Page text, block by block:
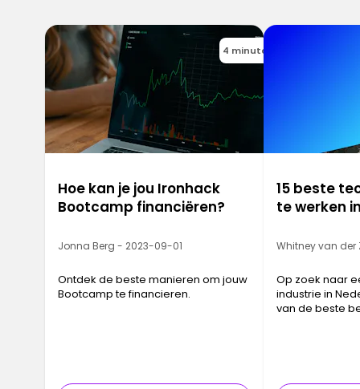
4 minutes
Hoe kan je jou Ironhack
Bootcamp financiëren?
Jonna Berg - 2023-09-01
Ontdek de beste manieren om jouw
Bootcamp te financieren.
15 beste
te werken
Whitney van
Op zoek naar
industrie in
van de beste